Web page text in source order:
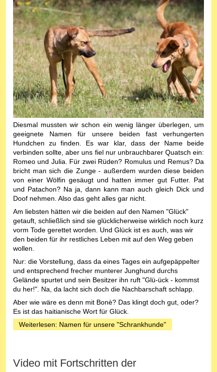
Diesmal mussten wir schon ein wenig länger überlegen, um
geeignete Namen für unsere beiden fast verhungerten
Hundchen zu finden. Es war klar, dass der Name beide
verbinden sollte, aber uns fiel nur unbrauchbarer Quatsch ein:
Romeo und Julia. Für zwei Rüden? Romulus und Remus? Da
bricht man sich die Zunge - außerdem wurden diese beiden
von einer Wölfin gesäugt und hatten immer gut Futter. Pat
und Patachon? Na ja, dann kann man auch gleich Dick und
Doof nehmen. Also das geht alles gar nicht.
Am liebsten hätten wir die beiden auf den Namen "Glück"
getauft, schließlich sind sie glücklicherweise wirklich noch kurz
vorm Tode gerettet worden. Und Glück ist es auch, was wir
den beiden für ihr restliches Leben mit auf den Weg geben
wollen.
Nur: die Vorstellung, dass da eines Tages ein aufgepäppelter
und entsprechend frecher munterer Junghund durchs
Gelände spurtet und sein Besitzer ihn ruft "Glü-ück - kommst
du her!". Na, da lacht sich doch die Nachbarschaft schlapp.
Aber wie wäre es denn mit Bonè? Das klingt doch gut, oder?
Es ist das haitianische Wort für Glück.
Weiterlesen: Namen für unsere "Schrankhunde"
Video mit Fortschritten der